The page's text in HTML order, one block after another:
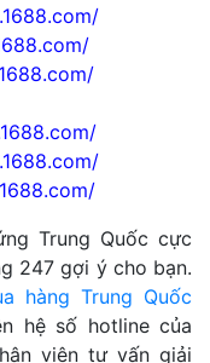
Trung Quốc cực
247 gợi ý cho bạn.
hàng Trung Quốc
hệ số hotline của
viên tư vấn giải